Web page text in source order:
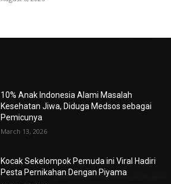
10% Anak Indonesia Alami Masalah
Kesehatan Jiwa, Diduga Medsos sebagai
Pemicunya
March 13, 2026
Kocak Sekelompok Pemuda ini Viral Hadiri
Pesta Pernikahan Dengan Piyama